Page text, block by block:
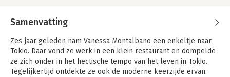
Samenvatting
Zes jaar geleden nam Vanessa Montalbano een enkeltje naar
Tokio. Daar vond ze werk in een klein restaurant en dompelde
ze zich onder in het hectische tempo van het leven in Tokio.
Tegelijkertijd ontdekte ze ook de moderne keerzijde ervan: